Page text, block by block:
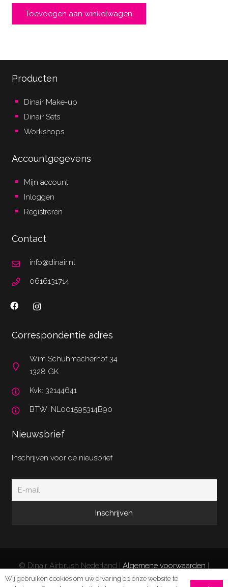
Toevoegen aan winkelwagen
Producten
Dinair Make-up
Dinair Sets
Workshops
Accountgegevens
Mijn account
Inloggen
Registreren
Contact
info@dinair.nl
0616131714
Correspondentie adres
Wim Schuhmacherhof 34
1328 GK
Kvk: 32144641
BTW: NL001595314B90
Nieuwsbrief
Inschrijven voor de nieusbrief
© Dinair Airbrush Nederland | Algemene voorwaarden |
Privacy Policy|Retourneren/klachten| Website door
Wij gebruiken cookies om uw ervaring op onze website te